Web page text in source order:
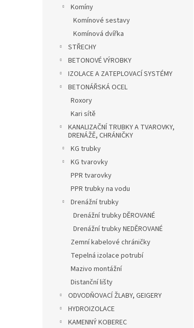
Komíny
Komínové sestavy
Komínová dvířka
STŘECHY
BETONOVÉ VÝROBKY
IZOLACE A ZATEPLOVACÍ SYSTÉMY
BETONÁŘSKÁ OCEL
Roxory
Kari sítě
KANALIZAČNÍ TRUBKY A TVAROVKY,
DRENÁŽĚ, CHRÁNIČKY
KG trubky
KG tvarovky
PPR tvarovky
PPR trubky na vodu
Drenážní trubky
Drenážní trubky DĚROVANÉ
Drenážní trubky NEDĚROVANÉ
Zemní kabelové chráničky
Tepelná izolace potrubí
Mazivo montážní
Distanční lišty
ODVODŇOVACÍ ŽLABY, GEIGERY
HYDROIZOLACE
KAMENNÝ KOBEREC